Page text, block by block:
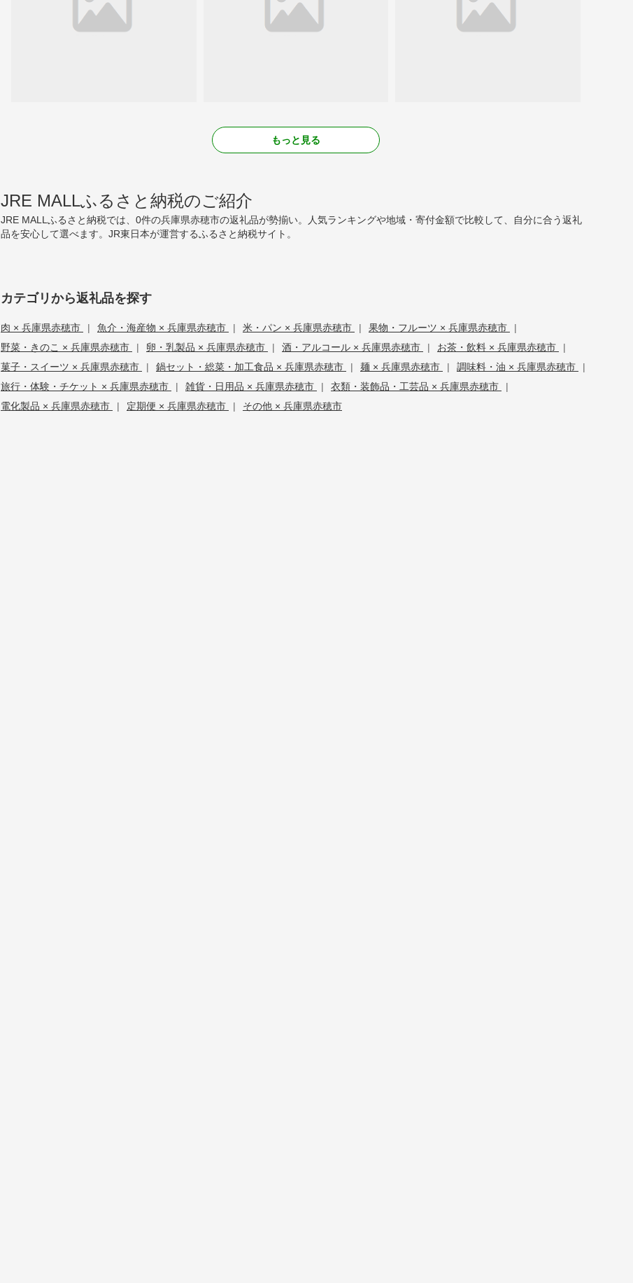
もっと見る
JRE MALLふるさと納税のご紹介
JRE MALLふるさと納税では、0件の兵庫県赤穂市の返礼品が勢揃い。人気ランキングや地域・寄付金額で比較して、自分に合う返礼
品を安心して選べます。JR東日本が運営するふるさと納税サイト。
カテゴリから返礼品を探す
肉 × 兵庫県赤穂市 | 魚介・海産物 × 兵庫県赤穂市 | 米・パン × 兵庫県赤穂市 | 果物・フルーツ × 兵庫県赤穂市
|
野菜・きのこ × 兵庫県赤穂市
| 卵・乳製品 × 兵庫県赤穂市 | 酒・アルコール × 兵庫県赤穂市 | お茶・飲料 × 兵庫県赤穂市
|
菓子・スイーツ × 兵庫県赤穂市
| 鍋セット・総菜・加工食品 × 兵庫県赤穂市 | 麺 × 兵庫県赤穂市 | 調味料・油 × 兵庫県赤穂市
|
旅行・体験・チケット × 兵庫県赤穂市
| 雑貨・日用品 × 兵庫県赤穂市 | 衣類・装飾品・工芸品 × 兵庫県赤穂市
|
電化製品 × 兵庫県赤穂市
| 定期便 × 兵庫県赤穂市 | その他 × 兵庫県赤穂市